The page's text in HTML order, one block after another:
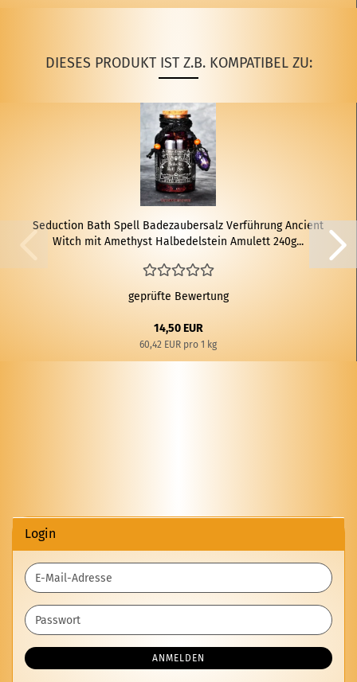
DIESES PRODUKT IST Z.B. KOMPATIBEL ZU:
Se­duc­tion Bath Spell Ba­de­zau­ber­salz Ver­füh­rung An­ci­ent
Witch mit Ame­thyst Halb­edel­stein Amu­lett 240g...
geprüfte Bewertung
14,50 EUR
60,42 EUR pro 1 kg
Login
E-
Mail-
Adresse
Passwort
ANMELDEN